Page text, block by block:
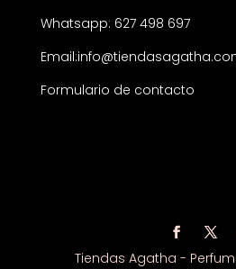
Whatsapp: 627 498 697
Email:
Formulario de contacto
Tiendas Agatha -